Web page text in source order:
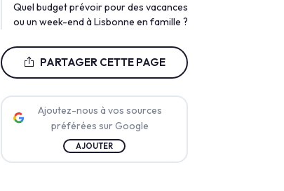
Quel budget prévoir pour des vacances
ou un week-end à Lisbonne en famille ?
PARTAGER CETTE PAGE
Ajoutez-nous à vos sources
préférées sur Google
AJOUTER